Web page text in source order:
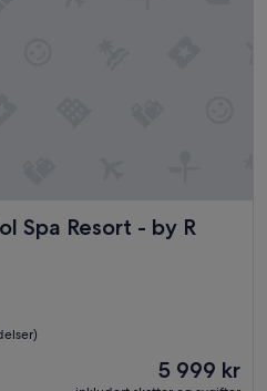
Spa Resort - by R
- by R Collection Hotels
Prisen
er
5 999 kr